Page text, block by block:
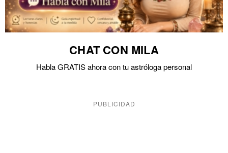
CHAT CON MILA
Habla GRATIS ahora con tu astróloga personal